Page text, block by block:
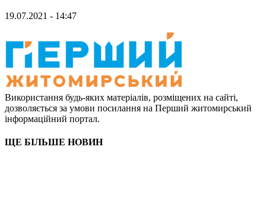
19.07.2021 - 14:47
Використання будь-яких матеріалів, розміщених на сайті,
дозволяється за умови посилання на Перший житомирський
інформаційний портал.
ЩЕ БІЛЬШЕ НОВИН